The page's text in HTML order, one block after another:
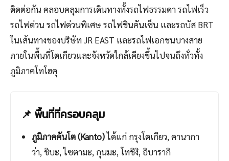
ติดต่อกัน คลอบคลุมการเดินทางทั้งรถไฟธรรมดา รถไฟเร็ว
รถไฟด่วน รถไฟด่วนพิเศษ รถไฟชินคันเซ็น และรถบัส BRT
ในเส้นทางของบริษัท JR EAST และรถไฟเอกชนบางสาย
ภายในพื้นที่โตเกียวและจังหวัดใกล้เคียงขึ้นไปจนถึงทั่วทั้ง
ภูมิภาคโทโฮคุ
📌 พื้นที่ที่ครอบคลุม
ภูมิภาคคันโต (Kanto)ได้แก่ กรุงโตเกียว, คานากา
ว่า, ชิบะ, ไซตามะ, กุนมะ, โทชิงิ, อิบารากิ